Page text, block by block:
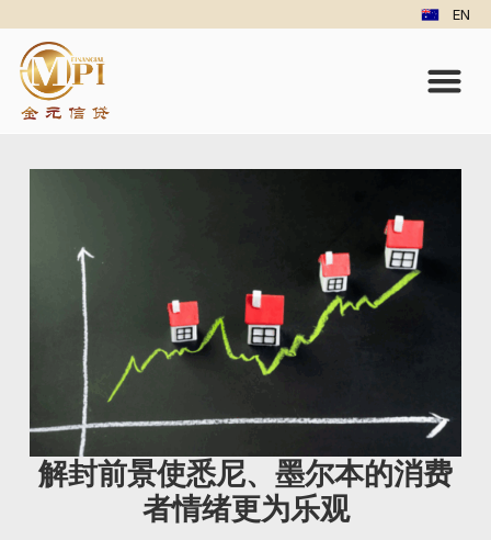
EN
解封前景使悉尼、墨尔本的消费
者情绪更为乐观